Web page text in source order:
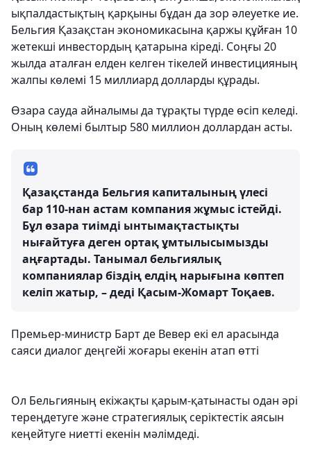
ықпалдастықтың қарқыны бұдан да зор әлеуетке ие.
Бельгия Қазақстан экономикасына қаржы құйған 10
жетекші инвестордың қатарына кіреді. Соңғы 20
жылда аталған елден келген тікелей инвестицияның
жалпы көлемі 15 миллиард долларды құрады.
Өзара сауда айналымы да тұрақты түрде өсіп келеді.
Оның көлемі былтыр 580 миллион доллардан асты.
Қазақстанда Бельгия капиталының үлесі
бар 110-нан астам компания жұмыс істейді.
Бұл өзара тиімді ынтымақтастықты
нығайтуға деген ортақ ұмтылысымызды
аңғартады. Танымал бельгиялық
компаниялар біздің елдің нарығына көптеп
келіп жатыр, – деді Қасым-Жомарт Тоқаев.
Премьер-министр Барт де Вевер екі ел арасында
саяси диалог деңгейі жоғары екенін атап өтті
Ол Бельгияның екіжақты қарым-қатынасты одан әрі
тереңдетуге және стратегиялық серіктестік аясын
кеңейтуге ниетті екенін мәлімдеді.